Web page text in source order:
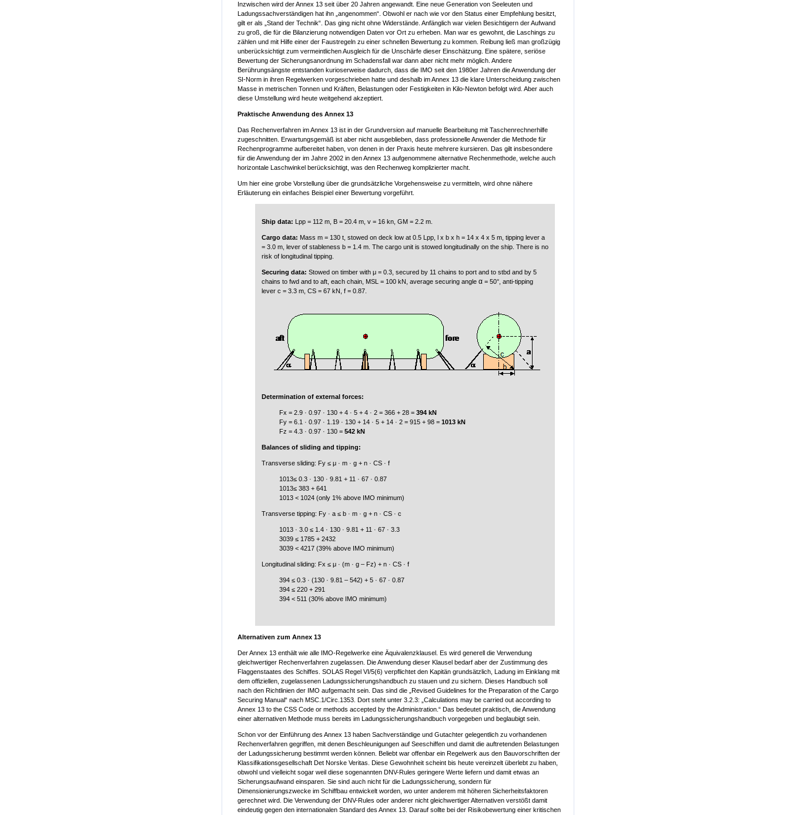
Inzwischen wird der Annex 13 seit über 20 Jahren angewandt. Eine neue Generation von Seeleuten und
Ladungssachverständigen hat ihn „angenommen“. Obwohl er nach wie vor den Status einer Empfehlung besitzt,
gilt er als „Stand der Technik“. Das ging nicht ohne Widerstände. Anfänglich war vielen Besichtigern der Aufwand
zu groß, die für die Bilanzierung notwendigen Daten vor Ort zu erheben. Man war es gewohnt, die Laschings zu
zählen und mit Hilfe einer der Faustregeln zu einer schnellen Bewertung zu kommen. Reibung ließ man großzügig
unberücksichtigt zum vermeintlichen Ausgleich für die Unschärfe dieser Einschätzung. Eine spätere, seriöse
Bewertung der Sicherungsanordnung im Schadensfall war dann aber nicht mehr möglich. Andere
Berührungsängste entstanden kurioserweise dadurch, dass die IMO seit den 1980er Jahren die Anwendung der
SI-Norm in ihren Regelwerken vorgeschrieben hatte und deshalb im Annex 13 die klare Unterscheidung zwischen
Masse in metrischen Tonnen und Kräften, Belastungen oder Festigkeiten in Kilo-Newton befolgt wird. Aber auch
diese Umstellung wird heute weitgehend akzeptiert.
Praktische Anwendung des Annex 13
Das Rechenverfahren im Annex 13 ist in der Grundversion auf manuelle Bearbeitung mit Taschenrechnerhilfe
zugeschnitten. Erwartungsgemäß ist aber nicht ausgeblieben, dass professionelle Anwender die Methode für
Rechenprogramme aufbereitet haben, von denen in der Praxis heute mehrere kursieren. Das gilt insbesondere
für die Anwendung der im Jahre 2002 in den Annex 13 aufgenommene alternative Rechenmethode, welche auch
horizontale Laschwinkel berücksichtigt, was den Rechenweg komplizierter macht.
Um hier eine grobe Vorstellung über die grundsätzliche Vorgehensweise zu vermitteln, wird ohne nähere
Erläuterung ein einfaches Beispiel einer Bewertung vorgeführt.
Ship data: Lpp = 112 m, B = 20.4 m, v = 16 kn, GM = 2.2 m.
Cargo data: Mass m = 130 t, stowed on deck low at 0.5 Lpp, l x b x h = 14 x 4 x 5 m, tipping lever a
= 3.0 m, lever of stableness b = 1.4 m. The cargo unit is stowed longitudinally on the ship. There is no
risk of longitudinal tipping.
Securing data: Stowed on timber with μ = 0.3, secured by 11 chains to port and to stbd and by 5
chains to fwd and to aft, each chain, MSL = 100 kN, average securing angle α = 50°, anti-tipping
lever c = 3.3 m, CS = 67 kN, f = 0.87.
Determination of external forces:
Fx = 2.9 · 0.97 · 130 + 4 · 5 + 4 · 2 = 366 + 28 = 394 kN
Fy = 6.1 · 0.97 · 1.19 · 130 + 14 · 5 + 14 · 2 = 915 + 98 = 1013 kN
Fz = 4.3 · 0.97 · 130 = 542 kN
Balances of sliding and tipping:
Transverse sliding: Fy ≤ μ · m · g + n · CS · f
1013≤ 0.3 · 130 · 9.81 + 11 · 67 · 0.87
1013≤ 383 + 641
1013 < 1024 (only 1% above IMO minimum)
Transverse tipping: Fy · a ≤ b · m · g + n · CS · c
1013 · 3.0 ≤ 1.4 · 130 · 9.81 + 11 · 67 · 3.3
3039 ≤ 1785 + 2432
3039 < 4217 (39% above IMO minimum)
Longitudinal sliding: Fx ≤ μ · (m · g – Fz) + n · CS · f
394 ≤ 0.3 · (130 · 9.81 – 542) + 5 · 67 · 0.87
394 ≤ 220 + 291
394 < 511 (30% above IMO minimum)
Alternativen zum Annex 13
Der Annex 13 enthält wie alle IMO-Regelwerke eine Äquivalenzklausel. Es wird generell die Verwendung
gleichwertiger Rechenverfahren zugelassen. Die Anwendung dieser Klausel bedarf aber der Zustimmung des
Flaggenstaates des Schiffes. SOLAS Regel VI/5(6) verpflichtet den Kapitän grundsätzlich, Ladung im Einklang mit
dem offiziellen, zugelassenen Ladungssicherungshandbuch zu stauen und zu sichern. Dieses Handbuch soll
nach den Richtlinien der IMO aufgemacht sein. Das sind die „Revised Guidelines for the Preparation of the Cargo
Securing Manual“ nach MSC.1/Circ.1353. Dort steht unter 3.2.3: „Calculations may be carried out according to
Annex 13 to the CSS Code or methods accepted by the Administration.“ Das bedeutet praktisch, die Anwendung
einer alternativen Methode muss bereits im Ladungssicherungshandbuch vorgegeben und beglaubigt sein.
Schon vor der Einführung des Annex 13 haben Sachverständige und Gutachter gelegentlich zu vorhandenen
Rechenverfahren gegriffen, mit denen Beschleunigungen auf Seeschiffen und damit die auftretenden Belastungen
der Ladungssicherung bestimmt werden können. Beliebt war offenbar ein Regelwerk aus den Bauvorschriften der
Klassifikationsgesellschaft Det Norske Veritas. Diese Gewohnheit scheint bis heute vereinzelt überlebt zu haben,
obwohl und vielleicht sogar weil diese sogenannten DNV-Rules geringere Werte liefern und damit etwas an
Sicherungsaufwand einsparen. Sie sind auch nicht für die Ladungssicherung, sondern für
Dimensionierungszwecke im Schiffbau entwickelt worden, wo unter anderem mit höheren Sicherheitsfaktoren
gerechnet wird. Die Verwendung der DNV-Rules oder anderer nicht gleichwertiger Alternativen verstößt damit
eindeutig gegen den internationalen Standard des Annex 13. Darauf sollte bei der Risikobewertung einer kritischen